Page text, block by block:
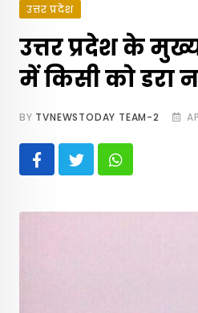
उत्तर प्रदेश
उत्तर प्रदेश के
में किसी को डरा
BY TVNEWSTODAY TEAM-2
Whatsapp